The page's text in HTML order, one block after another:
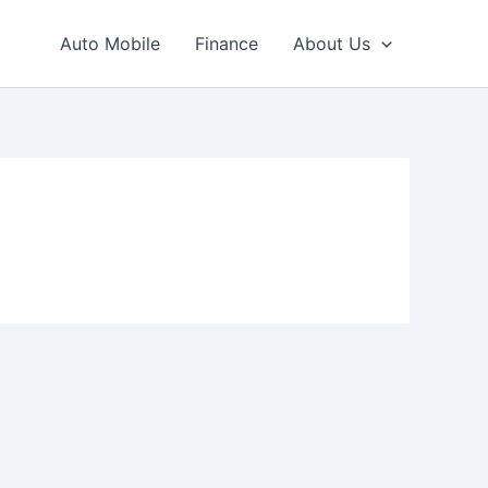
Auto Mobile Finance About Us